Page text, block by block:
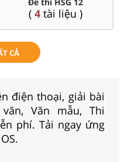
( 4tài liệu )
CẢ
điện thoại, giải bài
Văn mẫu, Thi
phí. Tải ngay ứng